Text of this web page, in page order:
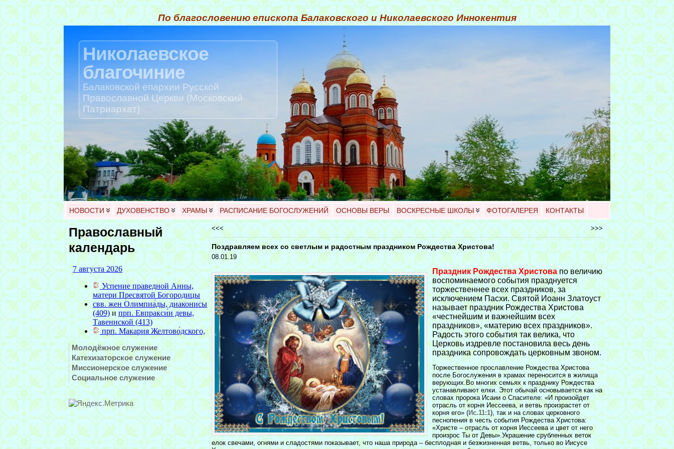
По благословению епископа Балаковского и Николаевского Иннокентия
Николаевское
благочиние
Балаковской епархии Русской
Православной Церкви (Московский
Патриархат)
НОВОСТИ ДУХОВЕНСТВО ХРАМЫ РАСПИСАНИЕ БОГОСЛУЖЕНИЙ ОСНОВЫ ВЕРЫ ВОСКРЕСНЫЕ ШКОЛЫ ФОТОГАЛЕРЕЯ КОНТАКТЫ
Православный
календарь
Молодёжное служение
Катехизаторское служение
Миссионерское служение
Социальное служение
<<< >>>
Поздравляем всех со светлым и радостным праздником Рождества Христова!
08.01.19
Праздник Рождества Христовапо величию
воспоминаемого события празднуется
торжественнее всех праздников, за
исключением Пасхи. Святой Иоанн Златоуст
называет праздник Рождества Христова
«честнейшим и важнейшим всех
праздников», «материю всех праздников».
Радость этого события так велика, что
Церковь издревле постановила весь день
праздника сопровождать церковным звоном.
Торжественное прославление Рождества Христова
после Богослужения в храмах переносится в жилища
верующих.Во многих семьях к празднику Рождества
устанавливают елки. Этот обычай основывается как на
словах пророка Исаии о Спасителе: «И произойдет
отрасль от корня Иессеева, и ветвь произрастет от
корня его» (Ис.11:1), так и на словах церковного
песнопения в честь события Рождества Христова:
«Христе – отрасль от корня Иессеева и цвет от него
произрос Ты от Девы».Украшение срубленных веток
елок свечами, огнями и сладостями показывает, что наша природа – бесплодная и безжизненная ветвь, только во Иисусе